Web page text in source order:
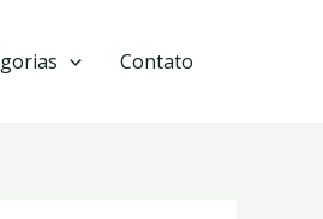
Contato